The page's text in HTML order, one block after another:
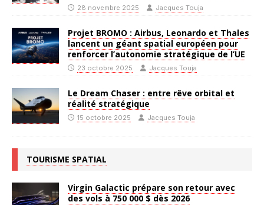
28 novembre 2025 Jacques Touja
Projet BROMO : Airbus, Leonardo et Thales
lancent un géant spatial européen pour
renforcer l’autonomie stratégique de l’UE
23 octobre 2025 Jacques Touja
Le Dream Chaser : entre rêve orbital et
réalité stratégique
15 octobre 2025 Jacques Touja
TOURISME SPATIAL
Virgin Galactic prépare son retour avec
des vols à 750 000 $ dès 2026